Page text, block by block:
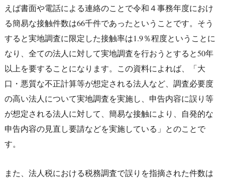
えば書面や電話による連絡のことで令和４事務年度におけ
る簡易な接触件数は66千件であったということです。そう
すると実地調査に限定した接触率は1.9％程度ということに
なり、全ての法人に対して実地調査を行おうとすると50年
以上を要することになります。この資料によれば、「大
口・悪質な不正計算等が想定される法人など、調査必要度
の高い法人について実地調査を実施し、申告内容に誤り等
が想定される法人に対して、簡易な接触により、自発的な
申告内容の見直し要請などを実施している」とのことで
す。
また、法人税における税務調査で誤りを指摘された件数は